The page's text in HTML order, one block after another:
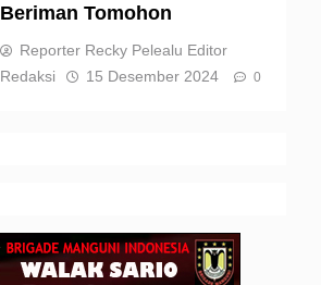
Beriman Tomohon
Reporter Recky Pelealu Editor
Redaksi
15 Desember 2024 0